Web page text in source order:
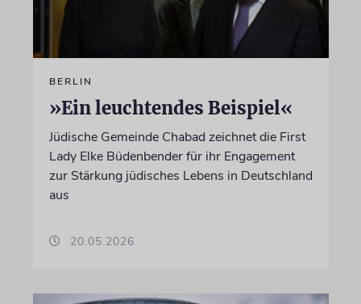
BERLIN
»Ein leuchtendes Beispiel«
Jüdische Gemeinde Chabad zeichnet die First
Lady Elke Büdenbender für ihr Engagement
zur Stärkung jüdisches Lebens in Deutschland
aus
20.05.2026